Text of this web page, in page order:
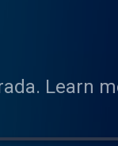
Learn